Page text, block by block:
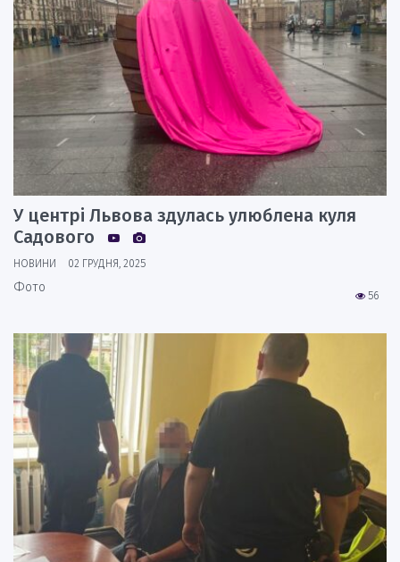
У центрі Львова здулась улюблена куля
Садового
НОВИНИ 02 ГРУДНЯ, 2025
56
Фото